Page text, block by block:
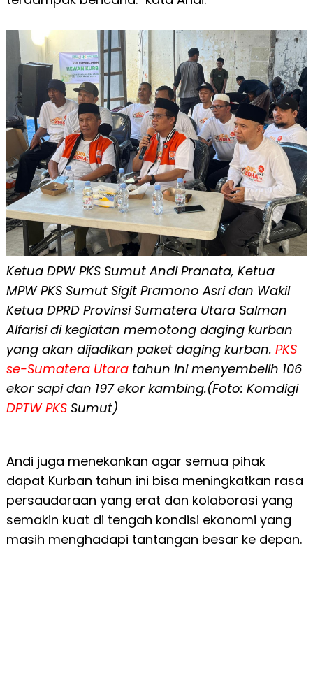
Ketua DPW PKS Sumut Andi Pranata, Ketua
MPW PKS Sumut Sigit Pramono Asri dan Wakil
Ketua DPRD Provinsi Sumatera Utara Salman
Alfarisi di kegiatan memotong daging kurban
yang akan dijadikan paket daging kurban. PKS
se-Sumatera Utaratahun ini menyembelih 106
ekor sapi dan 197 ekor kambing.(Foto: Komdigi
DPTW PKSSumut)
Andi juga menekankan agar semua pihak
dapat Kurban tahun ini bisa meningkatkan rasa
persaudaraan yang erat dan kolaborasi yang
semakin kuat di tengah kondisi ekonomi yang
masih menghadapi tantangan besar ke depan.